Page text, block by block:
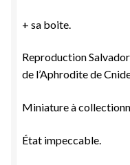
+ sa boite.
Reproduction
de l’Aphrodite de
Miniature à
État impeccable.